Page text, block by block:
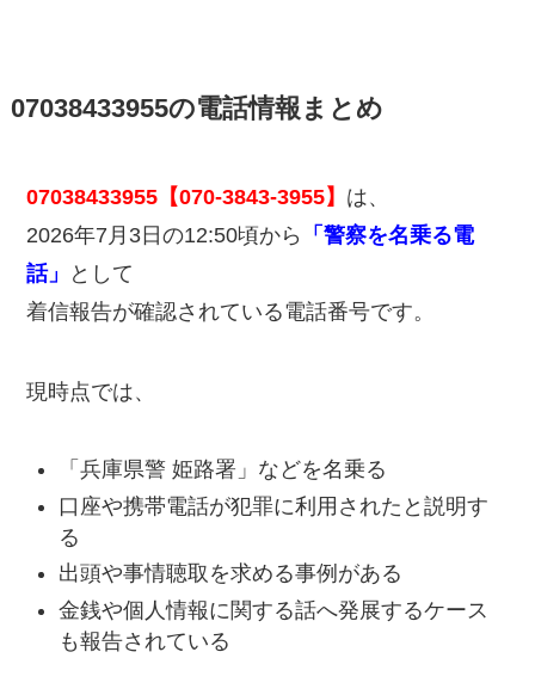
07038433955の電話情報まとめ
07038433955【070-3843-3955】 は、
2026年7月3日の12:50頃から
「警察を名乗る電
話」
として
着信報告が確認されている電話番号です。
現時点では、
「兵庫県警 姫路署」などを名乗る
口座や携帯電話が犯罪に利用されたと説明す
る
出頭や事情聴取を求める事例がある
金銭や個人情報に関する話へ発展するケース
も報告されている